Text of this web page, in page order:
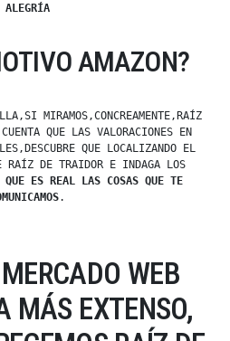
ALEGRÍA
AMAZON?
MIRAMOS,CONCREAMENTE,RAÍZ
QUE LAS VALORACIONES EN
QUE LOCALIZANDO EL
RAÍZ DE TRAIDOR E INDAGA LOS
QUE ES REAL LAS COSAS QUE TE
.
WEB
MÁS EXTENSO,